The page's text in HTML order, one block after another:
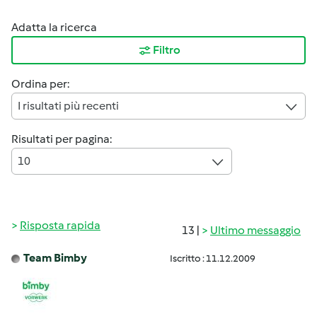
Adatta la ricerca
Filtro
Ordina per:
I risultati più recenti
Risultati per pagina:
10
13 | Ultimo messaggio
Risposta rapida
Team Bimby Iscritto : 11.12.2009